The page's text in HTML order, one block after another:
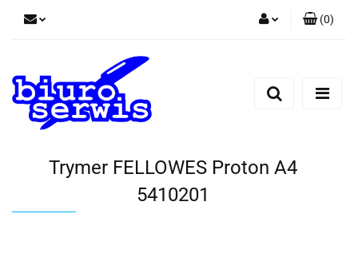
Zarejestruj się
(0)
Trymer FELLOWES Proton A4
5410201